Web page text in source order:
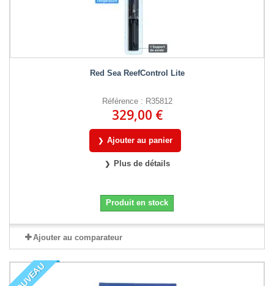
Red Sea ReefControl Lite
Référence : R35812
329,00 €
Ajouter au panier
Plus de détails
Produit en stock
Ajouter au comparateur